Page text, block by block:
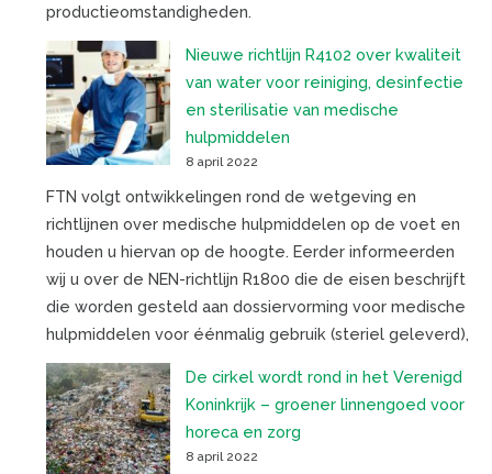
productieomstandigheden.
Nieuwe richtlijn R4102 over kwaliteit
van water voor reiniging, desinfectie
en sterilisatie van medische
hulpmiddelen
8 april 2022
FTN volgt ontwikkelingen rond de wetgeving en
richtlijnen over medische hulpmiddelen op de voet en
houden u hiervan op de hoogte. Eerder informeerden
wij u over de NEN-richtlijn R1800 die de eisen beschrijft
die worden gesteld aan dossiervorming voor medische
hulpmiddelen voor éénmalig gebruik (steriel geleverd),
De cirkel wordt rond in het Verenigd
Koninkrijk – groener linnengoed voor
horeca en zorg
8 april 2022